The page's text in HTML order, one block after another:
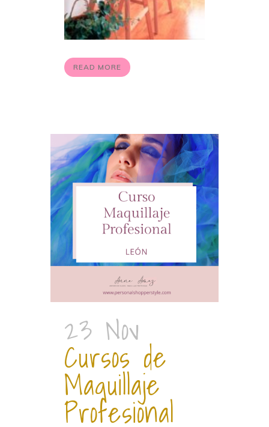
READ MORE
23 Nov
Cursos de
Maquillaje
Profesional